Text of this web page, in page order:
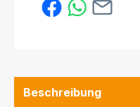
Beschreibung